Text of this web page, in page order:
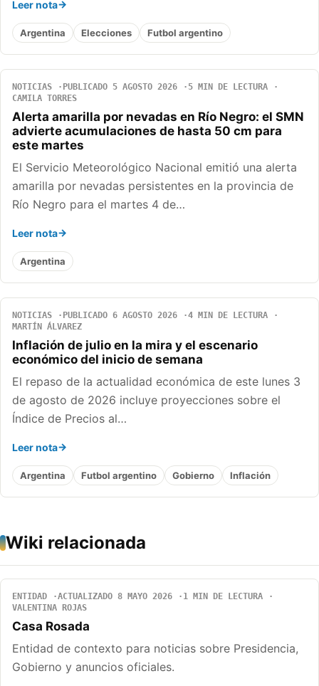
Leer nota
Argentina Elecciones Futbol argentino
NOTICIAS PUBLICADO 5 AGOSTO 2026
5 MIN DE LECTURA
CAMILA TORRES
Alerta amarilla por nevadas en Río Negro: el SMN
advierte acumulaciones de hasta 50 cm para
este martes
El Servicio Meteorológico Nacional emitió una alerta
amarilla por nevadas persistentes en la provincia de
Río Negro para el martes 4 de…
Leer nota
Argentina
NOTICIAS PUBLICADO 6 AGOSTO 2026
4 MIN DE LECTURA
MARTÍN ÁLVAREZ
Inflación de julio en la mira y el escenario
económico del inicio de semana
El repaso de la actualidad económica de este lunes 3
de agosto de 2026 incluye proyecciones sobre el
Índice de Precios al…
Leer nota
Argentina Futbol argentino Gobierno Inflación
Wiki relacionada
ENTIDAD ACTUALIZADO 8 MAYO 2026
1 MIN DE LECTURA
VALENTINA ROJAS
Casa Rosada
Entidad de contexto para noticias sobre Presidencia,
Gobierno y anuncios oficiales.